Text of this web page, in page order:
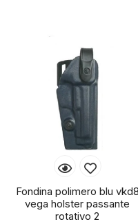
Fondina polimero blu vkd8
vega holster passante
rotativo 2